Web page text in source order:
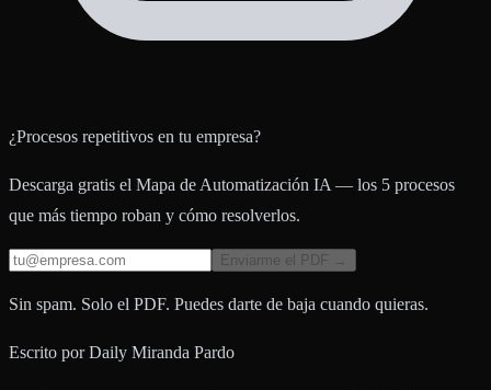
¿Procesos repetitivos en tu empresa?
Descarga gratis el Mapa de Automatización IA — los 5 procesos
que más tiempo roban y cómo resolverlos.
Enviarme el PDF →
Sin spam. Solo el PDF. Puedes darte de baja cuando quieras.
Escrito por Daily Miranda Pardo